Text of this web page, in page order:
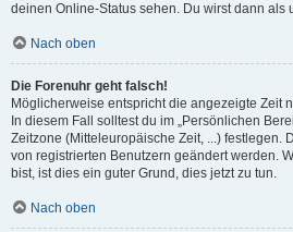
deinen Online-Status sehen. Du wirst dann als
Nach oben
Die Forenuhr geht falsch!
Möglicherweise entspricht die angezeigte Zeit
In diesem Fall solltest du im „Persönlichen
Zeitzone (Mitteleuropäische Zeit, ...) festlegen.
von registrierten Benutzern geändert werden.
bist, ist dies ein guter Grund, dies jetzt zu tun.
Nach oben